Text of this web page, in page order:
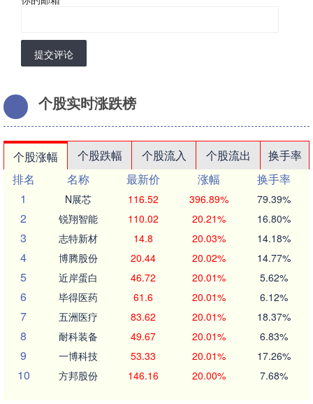
提交评论
个股实时涨跌榜
个股涨幅 个股跌幅 个股流入 个股流出
换手率
排名
名称 最新价 涨幅
换手率
1
N展芯 116.52 396.89% 79.39%
2 锐翔智能 110.02 20.21% 16.80%
3 志特新材 14.8 20.03% 14.18%
4 博腾股份 20.44 20.02% 14.77%
5 近岸蛋白 46.72 20.01% 5.62%
6 毕得医药 61.6 20.01% 6.12%
7 五洲医疗 83.62 20.01% 18.37%
8 耐科装备 49.67 20.01% 6.83%
9 一博科技 53.33 20.01% 17.26%
10 方邦股份 146.16 20.00% 7.68%